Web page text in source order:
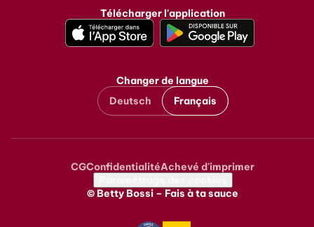
Télécharger l'application
Changer de langue
Deutsch
Français
Metanavigation
CGConfidentialitéAchevé d'imprimer
© Betty Bossi – Fais à ta sauce